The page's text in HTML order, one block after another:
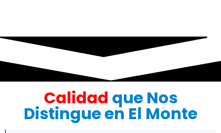
Calidad que Nos
Distingue en El Monte